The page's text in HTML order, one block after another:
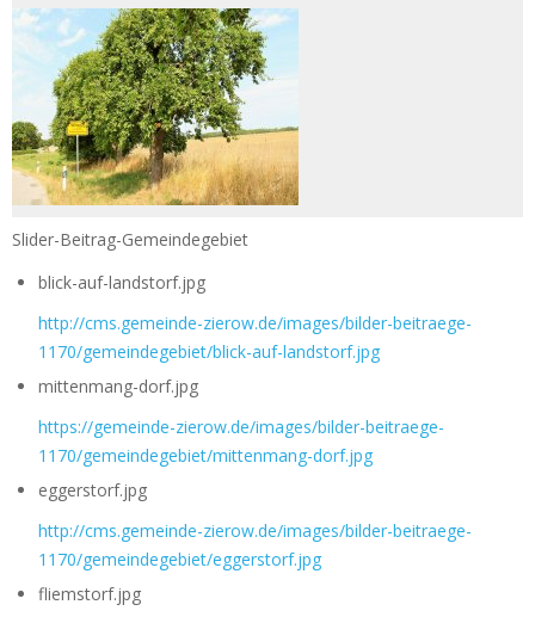
Slider-Beitrag-Gemeindegebiet
blick-auf-landstorf.jpg
http://cms.gemeinde-zierow.de/images/bilder-beitraege-
1170/gemeindegebiet/blick-auf-landstorf.jpg
mittenmang-dorf.jpg
https://gemeinde-zierow.de/images/bilder-beitraege-
1170/gemeindegebiet/mittenmang-dorf.jpg
eggerstorf.jpg
http://cms.gemeinde-zierow.de/images/bilder-beitraege-
1170/gemeindegebiet/eggerstorf.jpg
fliemstorf.jpg